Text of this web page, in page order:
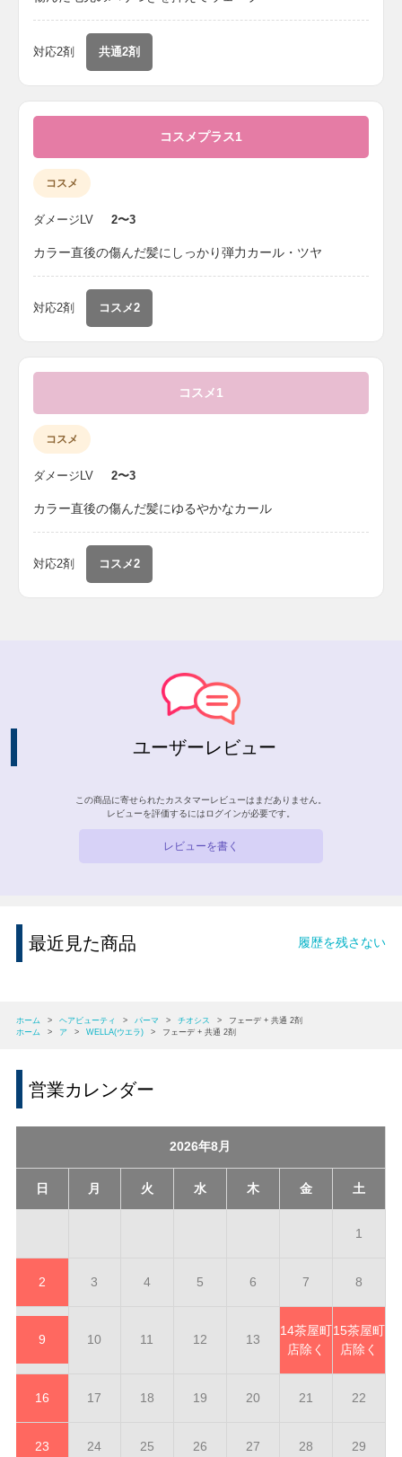
対応2剤 共通2剤
コスメプラス1
コスメ
ダメージLV 2〜3
カラー直後の傷んだ髪にしっかり弾力カール・ツヤ
対応2剤 コスメ2
コスメ1
コスメ
ダメージLV 2〜3
カラー直後の傷んだ髪にゆるやかなカール
対応2剤 コスメ2
ユーザーレビュー
この商品に寄せられたカスタマーレビューはまだありません。
レビューを評価するには ログインが必要です。
レビューを書く
最近見た商品 履歴を残さない
ホーム > ヘアビューティ > パーマ > チオシス >
フェーデ + 共通 2剤
ホーム
> ア > WELLA(ウエラ) > フェーデ + 共通 2剤
営業カレンダー
2026年8月
日 月 火 水 木 金 土
1
2 3 4 5 6 7 8
9 10 11 12 13
14茶屋町
店除く
15茶屋町
店除く
16 17 18 19 20 21 22
23 24 25 26 27 28 29